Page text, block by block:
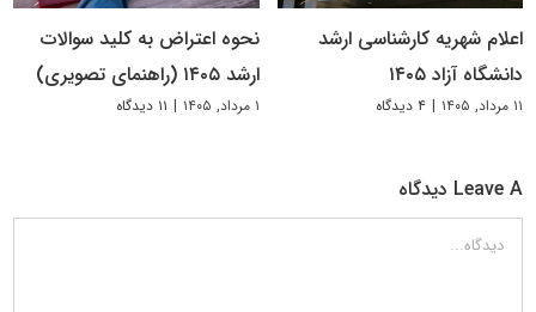
اعلام شهریه کارشناسی ارشد
دانشگاه آزاد ۱۴۰۵
۱۱ مرداد, ۱۴۰۵ | ۴ دیدگاه
نحوه اعتراض به کلید سوالات
ارشد ۱۴۰۵ (راهنمای تصویری)
۱ مرداد, ۱۴۰۵ | ۱۱ دیدگاه
Leave A دیدگاه
دیدگاه